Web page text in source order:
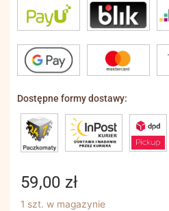
Dostępne formy dostawy:
59,00 zł
1 szt. w magazynie